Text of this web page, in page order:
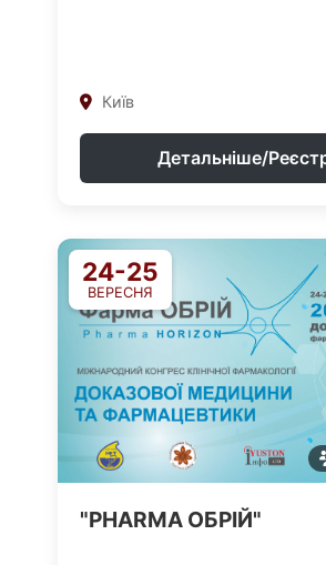
Київ
Детальніше/
24-25
ВЕРЕСНЯ
"PHARMA ОБРІЙ"